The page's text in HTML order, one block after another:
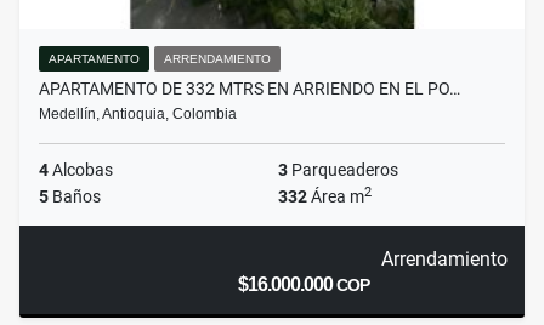
APARTAMENTO ARRENDAMIENTO
APARTAMENTO DE 332 MTRS EN ARRIENDO EN EL PO…
Medellín, Antioquia, Colombia
4Alcobas 3 Parqueaderos
5 Baños 332Área m2
Arrendamiento
$16.000.000COP